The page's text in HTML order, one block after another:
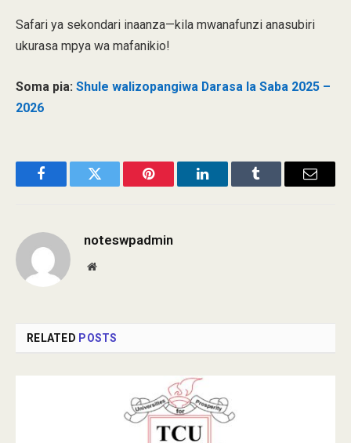
Safari ya sekondari inaanza—kila mwanafunzi anasubiri
ukurasa mpya wa mafanikio!
Soma pia: Shule walizopangiwa Darasa la Saba 2025 –
2026
FacebookTwitter Pinterest LinkedInTumblr Email
noteswpadmin
Website
RELATED POSTS